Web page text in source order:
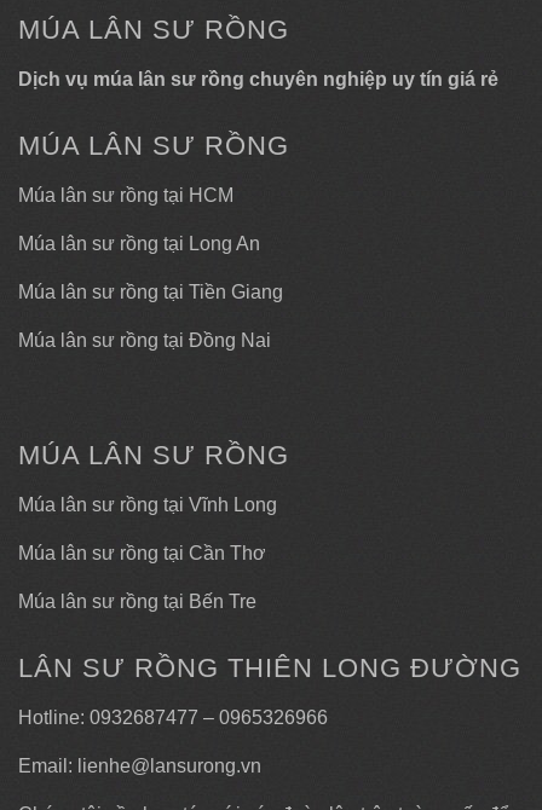
MÚA LÂN SƯ RỒNG
Dịch vụ múa lân sư rồng chuyên nghiệp uy tín giá rẻ
MÚA LÂN SƯ RỒNG
Múa lân sư rồng tại HCM
Múa lân sư rồng tại Long An
Múa lân sư rồng tại Tiền Giang
Múa lân sư rồng tại Đồng Nai
MÚA LÂN SƯ RỒNG
Múa lân sư rồng tại Vĩnh Long
Múa lân sư rồng tại Cần Thơ
Múa lân sư rồng tại Bến Tre
LÂN SƯ RỒNG THIÊN LONG ĐƯỜNG
Hotline: 0932687477 – 0965326966
Email: lienhe@lansurong.vn